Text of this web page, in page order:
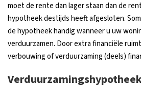
moet de rente dan lager staan dan de
hypotheek destijds heeft afgesloten.
de hypotheek handig wanneer u uw
verduurzamen. Door extra financiële
verbouwing of verduurzaming (deels)